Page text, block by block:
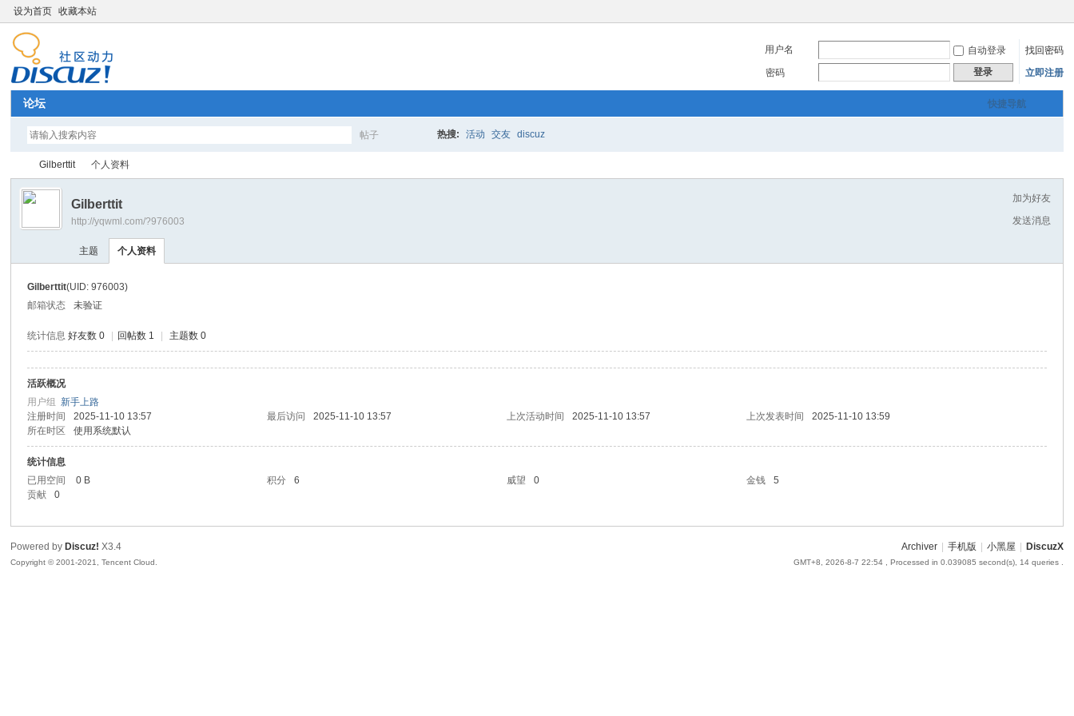
设为首页 收藏本站
用户名 自动登录
找回密码
密码
登录 立即注册
快捷导航
论坛
帖子 热搜: 活动 交友 discuz
uz!
›
Gilberttit 个人资料
加为好友
发送消息
Gilberttit
http://yqwml.com/?976003
主题 个人资料
Gilberttit(UID: 976003)
邮箱状态
未验证
统计信息 好友数 0 回帖数 1 主题数 0
活跃概况
用户组新手上路
注册时间
2025-11-10 13:57 最后访问 2025-11-10 13:57 上次活动时间 2025-11-10 13:57 上次发表时间
2025-11-10 13:59
所在时区
使用系统默认
统计信息
已用空间
0 B 积分 6 威望 0 金钱
5
贡献
0
Archiver 手机版 小黑屋 DiscuzX
GMT+8, 2026-8-7 22:54, Processed in 0.039085 second(s), 14 queries .
Powered by Discuz! X3.4
Copyright © 2001-2021, Tencent Cloud.